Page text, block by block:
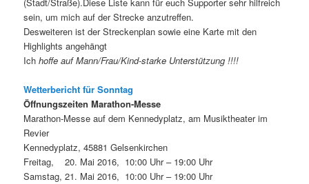
(Stadt/Straße).Diese Liste kann für euch Supporter sehr hilfreich
sein, um mich auf der Strecke anzutreffen.
Desweiteren ist der Streckenplan sowie eine Karte mit den
Highlights angehängt
Ichhoffe auf Mann/Frau/Kind-starke Unterstützung !!!!
Wetterbericht für Sonntag
Öffnungszeiten Marathon-Messe
Marathon-Messe auf dem Kennedyplatz, am Musiktheater im
Revier
Kennedyplatz, 45881 Gelsenkirchen
Freitag, 20. Mai 2016, 10:00 Uhr – 19:00 Uhr
Samstag, 21. Mai 2016, 10:00 Uhr – 19:00 Uhr